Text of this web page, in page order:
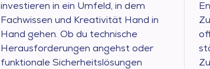
investieren in ein Umfeld, in dem
Fachwissen und Kreativität Hand in
Hand gehen. Ob du technische
Herausforderungen angehst oder
funktionale Sicherheitslösungen